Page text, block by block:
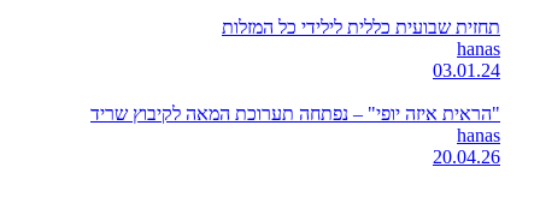
תחזית שבועית כללית לילידי כל המזלות
hanas
03.01.24
"הראית איזה יופי" – נפתחה תערוכת המאה לקיבוץ שריד
hanas
20.04.26